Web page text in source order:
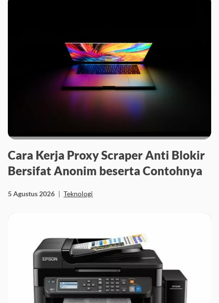
Cara Kerja Proxy Scraper Anti Blokir
Bersifat Anonim beserta Contohnya
5 Agustus 2026 | Teknologi